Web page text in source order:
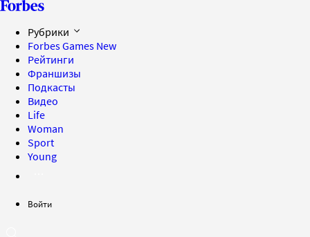
Рубрики
Forbes Games New
Рейтинги
Франшизы
Подкасты
Видео
Life
Woman
Sport
Young
Войти